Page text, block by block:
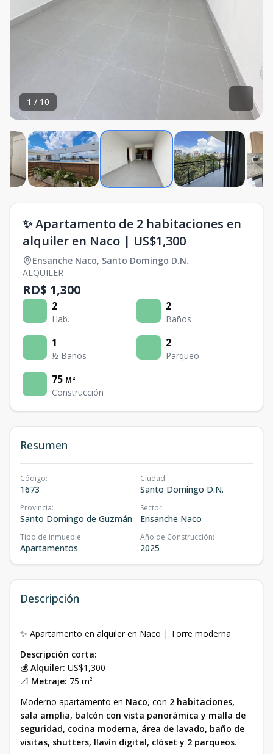
1 / 10
✨ Apartamento de 2 habitaciones en
alquiler en Naco | US$1,300
Ensanche Naco, Santo Domingo D.N.
ALQUILER
RD$ 1,300
2
Hab.
2
Baños
1
½ Baños
2
Parqueo
75 M²
Construcción
Resumen
Código:
1673
Ciudad:
Santo Domingo D.N.
Provincia:
Santo Domingo de Guzmán
Sector:
Ensanche Naco
Tipo de inmueble:
Apartamentos
Año de Construcción:
2025
Descripción
✨ Apartamento en alquiler en Naco | Torre moderna
Descripción corta:
💰 Alquiler: US$1,300
📐 Metraje: 75 m²
Moderno apartamento en Naco, con 2 habitaciones,
sala amplia, balcón con vista panorámica y malla de
seguridad, cocina moderna, área de lavado, baño de
visitas, shutters, llavín digital, clóset y 2 parqueos.